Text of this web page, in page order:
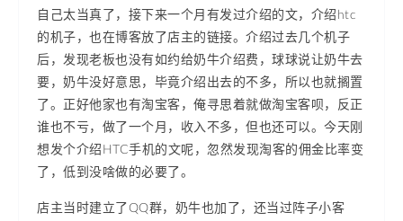
自己太当真了，接下来一个月有发过介绍的文，介绍htc
的机子，也在博客放了店主的链接。介绍过去几个机子
后，发现老板也没有如约给奶牛介绍费，球球说让奶牛去
要，奶牛没好意思，毕竟介绍出去的不多，所以也就搁置
了。正好他家也有淘宝客，俺寻思着就做淘宝客呗，反正
谁也不亏，做了一个月，收入不多，但也还可以。今天刚
想发个介绍HTC手机的文呢，忽然发现淘客的佣金比率变
了，低到没啥做的必要了。
店主当时建立了QQ群，奶牛也加了，还当过阵子小客